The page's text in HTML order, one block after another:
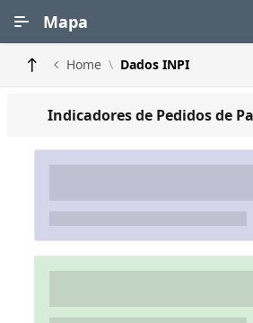
Mapa
Home Dados INPI
Indicadores de Pedidos de